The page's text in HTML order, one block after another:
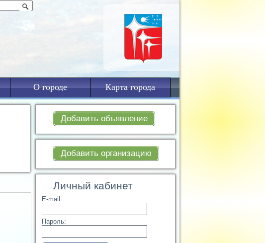
О городе Карта города
Добавить объявление
Добавить организацию
Личный кабинет
E-mail:
Пароль: